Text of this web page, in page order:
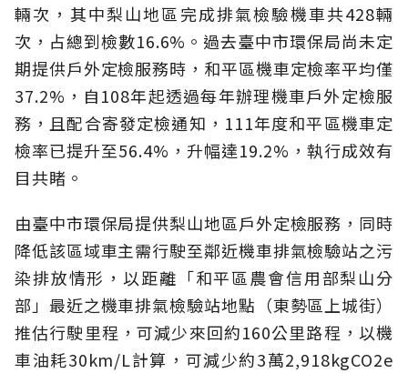
輛次，其中梨山地區完成排氣檢驗機車共428輛
次，占總到檢數16.6%。過去臺中市環保局尚未定
期提供戶外定檢服務時，和平區機車定檢率平均僅
37.2%，自108年起透過每年辦理機車戶外定檢服
務，且配合寄發定檢通知，111年度和平區機車定
檢率已提升至56.4%，升幅達19.2%，執行成效有
目共睹。
由臺中市環保局提供梨山地區戶外定檢服務，同時
降低該區域車主需行駛至鄰近機車排氣檢驗站之污
染排放情形，以距離「和平區農會信用部梨山分
部」最近之機車排氣檢驗站地點（東勢區上城街）
推估行駛里程，可減少來回約160公里路程，以機
車油耗30km/L計算，可減少約3萬2,918kgCO2e